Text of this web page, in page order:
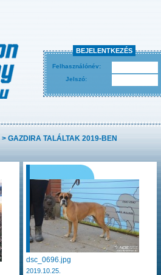
BEJELENTKEZÉS
Felhasználónév:
Jelszó:
>GAZDIRA TALÁLTAK 2019-BEN
dsc_0696.jpg
2019.10.25.